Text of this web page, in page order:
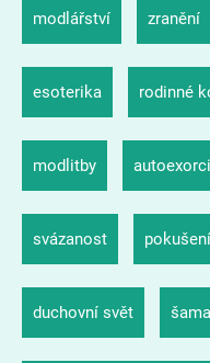
modlářství zranění
esoterika rodinné
modlitby
svázanost pokušení
duchovní svět